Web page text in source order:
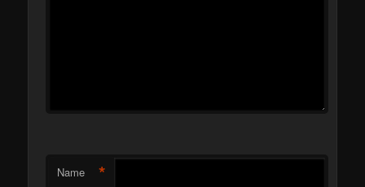
Name *